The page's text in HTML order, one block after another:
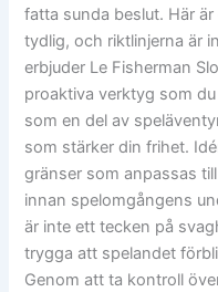
fatta sunda beslut. Här
tydlig, och riktlinjerna är
erbjuder Le Fisherman
proaktiva verktyg som
som en del av
som stärker din frihet.
gränser som anpassas
innan spelomgångens
är inte ett tecken på
trygga att spelandet
Genom att ta kontroll